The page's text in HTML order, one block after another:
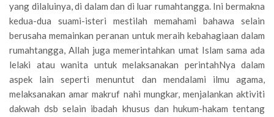
yang dilaluinya, di dalam dan di luar rumahtangga. Ini bermakna
kedua-dua suami-isteri mestilah memahami bahawa selain
berusaha memainkan peranan untuk meraih kebahagiaan dalam
rumahtangga, Allah juga memerintahkan umat Islam sama ada
lelaki atau wanita untuk melaksanakan perintahNya dalam
aspek lain seperti menuntut dan mendalami ilmu agama,
melaksanakan amar makruf nahi mungkar, menjalankan aktiviti
dakwah dsb selain ibadah khusus dan hukum-hakam tentang